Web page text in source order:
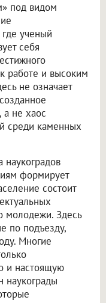
под видом
ученый
себя
работе и высоким
не означает
а не хаос
среди каменных
наукоградов
формирует
состоит
молодежи. Здесь
по подъезду,
Многие
и настоящую
наукограды